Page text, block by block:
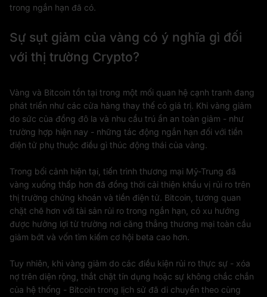
trong ngắn hạn đã có.
Sự sụt giảm của vàng có ý nghĩa gì đối
với thị trường Crypto?
Vàng và Bitcoin tồn tại trong một mối quan hệ cạnh tranh đang
phát triển như các cửa hàng thay thế có giá trị. Khi vàng giảm
do sức của đồng đô la và nhu cầu trú ẩn an toàn giảm - như
trường hợp hiện nay - những tác động ngắn hạn đối với tiền
điện tử phụ thuộc điều gì thúc động thái của vàng.
Trong bối cảnh hiện tại, tiến trình thương mại Mỹ-Trung đã
vàng xuống thấp hơn đã đồng thời cải thiện khẩu vị rủi ro trên
thị trường chứng khoán và tiền điện tử. Bitcoin, tương quan
chặt chẽ hơn với tài sản rủi ro trong ngắn hạn, có xu hướng
được hưởng lợi từ trường nơi căng thẳng thương mại toàn cầu
giảm bớt và vốn tìm kiếm cơ hội beta cao hơn.
Tuy nhiên, khi vàng giảm do các điều kiện rủi ro thực sự - xóa
nợ trên diện rộng, thắt chặt tín dụng hoặc sự không chắc chắn
của hệ thống - Bitcoin trong lịch sử đã di chuyển theo cùng